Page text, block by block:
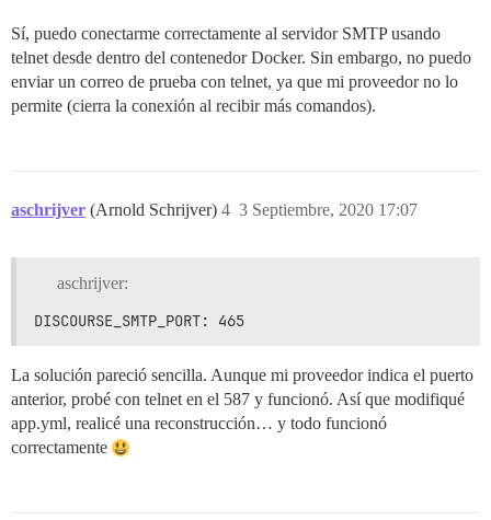
Sí, puedo conectarme correctamente al servidor SMTP usando
telnet desde dentro del contenedor Docker. Sin embargo, no puedo
enviar un correo de prueba con telnet, ya que mi proveedor no lo
permite (cierra la conexión al recibir más comandos).
aschrijver (Arnold Schrijver) 3 Septiembre, 2020 17:07
4
aschrijver:
DISCOURSE_SMTP_PORT: 465
La solución pareció sencilla. Aunque mi proveedor indica el puerto
anterior, probé con telnet en el 587 y funcionó. Así que modifiqué
app.yml, realicé una reconstrucción… y todo funcionó
correctamente